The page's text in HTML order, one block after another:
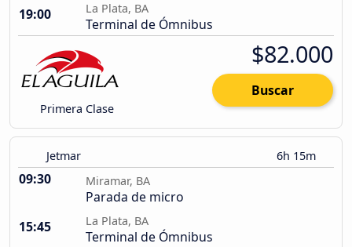
19:00
La Plata, BA
Terminal de Ómnibus
Primera Clase
$82.000
Buscar
Jetmar 6h 15m
09:30 Miramar, BA
Parada de micro
15:45
La Plata, BA
Terminal de Ómnibus